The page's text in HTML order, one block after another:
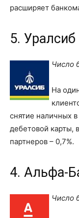
расширяет
5. Уралсиб
Число
На
снятие наличных
дебетовой карты,
партнеров – 0,7%.
4. Альфа-
Число